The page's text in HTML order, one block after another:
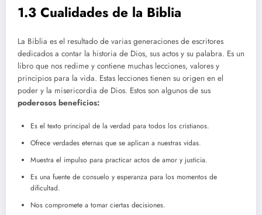
1.3 Cualidades de la Biblia
La Biblia es el resultado de varias generaciones de escritores
dedicados a contar la historia de Dios, sus actos y su palabra. Es un
libro que nos redime y contiene muchas lecciones, valores y
principios para la vida. Estas lecciones tienen su origen en el
poder y la misericordia de Dios. Estos son algunos de sus
poderosos beneficios:
Es el texto principal de la verdad para todos los cristianos.
Ofrece verdades eternas que se aplican a nuestras vidas.
Muestra el impulso para practicar actos de amor y justicia.
Es una fuente de consuelo y esperanza para los momentos de
dificultad.
Nos compromete a tomar ciertas decisiones.